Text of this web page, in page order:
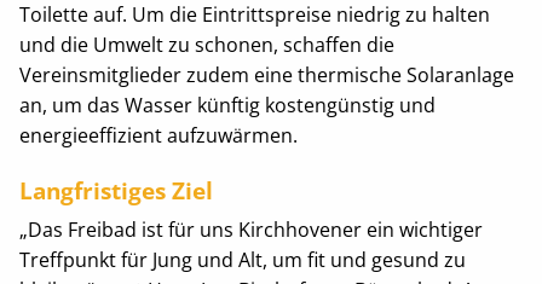
Toilette auf. Um die Eintrittspreise niedrig zu halten
und die Umwelt zu schonen, schaffen die
Vereinsmitglieder zudem eine thermische Solaranlage
an, um das Wasser künftig kostengünstig und
energieeffizient aufzuwärmen.
Langfristiges Ziel
„Das Freibad ist für uns Kirchhovener ein wichtiger
Treffpunkt für Jung und Alt, um fit und gesund zu